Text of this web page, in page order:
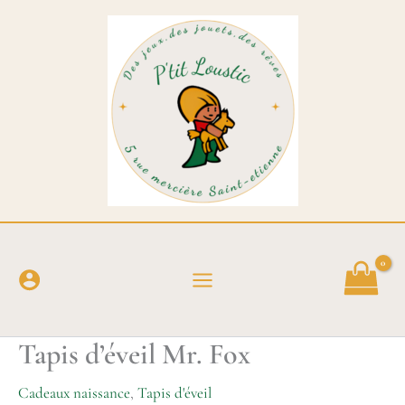
Tapis d’éveil Mr. Fox
Cadeaux naissance, Tapis d'éveil